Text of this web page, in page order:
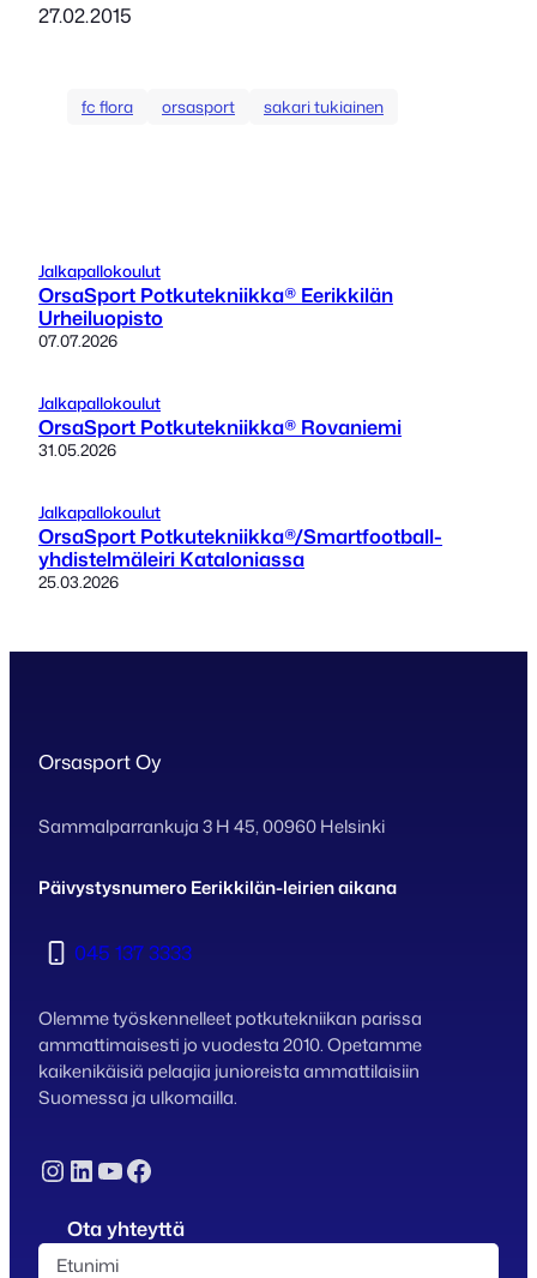
27.02.2015
fc flora orsasport sakari tukiainen
Jalkapallokoulut
OrsaSport Potkutekniikka® Eerikkilän
Urheiluopisto
07.07.2026
Jalkapallokoulut
OrsaSport Potkutekniikka® Rovaniemi
31.05.2026
Jalkapallokoulut
OrsaSport Potkutekniikka®/Smartfootball-
yhdistelmäleiri Kataloniassa
25.03.2026
Orsasport Oy
Sammalparrankuja 3 H 45, 00960 Helsinki
Päivystysnumero Eerikkilän-leirien aikana
045 137 3333
Olemme työskennelleet potkutekniikan parissa
ammattimaisesti jo vuodesta 2010. Opetamme
kaikenikäisiä pelaajia junioreista ammattilaisiin
Suomessa ja ulkomailla.
InstagramLinkedIn YouTube Facebook
Ota yhteyttä
N